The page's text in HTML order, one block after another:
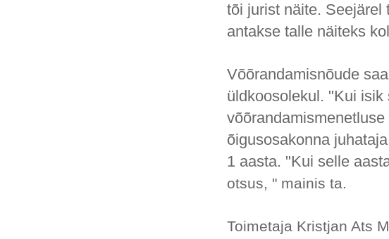
tõi jurist näite. Seejärel
antakse talle näiteks
Võõrandamisnõude
üldkoosolekul. "Kui
õigusosakonna
1 aasta. "Kui selle
otsus, " mainis ta.
Toimetaja Kristjan Ats